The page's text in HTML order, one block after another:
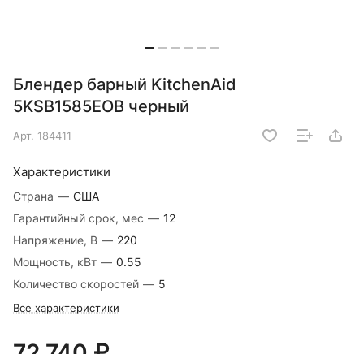
Блендер барный KitchenAid
5KSB1585EOB черный
Арт. 184411
Характеристики
Страна — США
Гарантийный срок, мес — 12
Напряжение, В — 220
Мощность, кВт — 0.55
Количество скоростей — 5
Все характеристики